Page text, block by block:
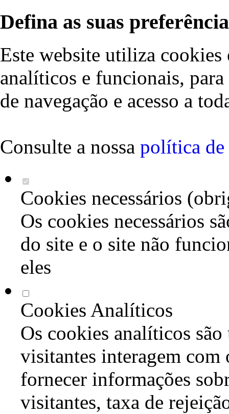
Defina as suas
Este website utiliza cookies
analíticos e funcionais,
de navegação e acesso a
Consulte a nossa política de
Cookies necessários
Os cookies necessários
do site e o site não
eles
Cookies Analíticos
Os cookies analíticos são
visitantes interagem com
fornecer informações
visitantes, taxa de